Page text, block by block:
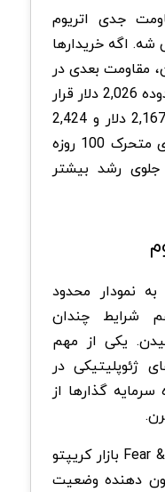
جدی اتریوم
می شه. اگه خریدارها
مقاومت بعدی در
میانگین متحرک 50 روزه و محدوده 2,026 دلار قرار
داره. بالاتر از اون هم سطوح 2,167 دلار و 2,424
دلار که به ترتیب میانگین های متحرک 100 روزه
جلوی رشد بیشتر
نمودار محدود
شرایط چندان
یکی از مهم
ژئوپلیتیکی در
گذارها از
.
Fear بازار کریپتو